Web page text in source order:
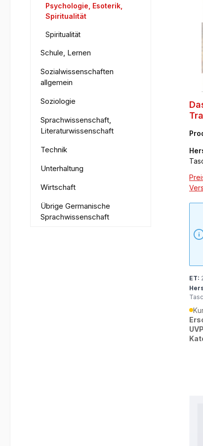
Psychologie, Esoterik,
Spiritualität
Spiritualität
Schule, Lernen
Sozialwissenschaften
allgemein
Soziologie
Sprachwissenschaft,
Literaturwissenschaft
Technik
Unterhaltung
Wirtschaft
Übrige Germanische
Sprachwissenschaft
ET: